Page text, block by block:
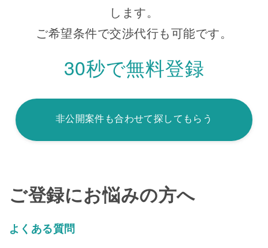
します。
ご希望条件で交渉代行も可能です。
30秒で無料登録
非公開案件も合わせて探してもらう
ご登録にお悩みの方へ
よくある質問